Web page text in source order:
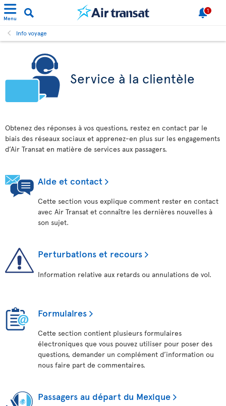
Menu
1
Info voyage
Service à la clientèle
Obtenez des réponses à vos questions, restez en contact par le
biais des réseaux sociaux et apprenez-en plus sur les engagements
d’Air Transat en matière de services aux passagers.
Aide et contact
Cette section vous explique comment rester en contact
avec Air Transat et connaître les dernières nouvelles à
son sujet.
Perturbations et recours
Information relative aux retards ou annulations de vol.
Formulaires
Cette section contient plusieurs formulaires
électroniques que vous pouvez utiliser pour poser des
questions, demander un complément d’information ou
nous faire part de commentaires.
Passagers au départ du Mexique